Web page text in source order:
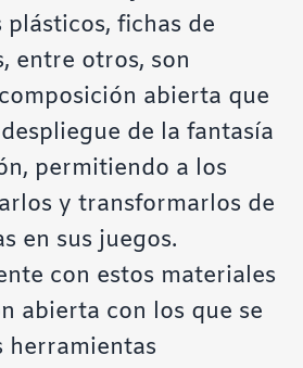
plásticos, fichas de
entre otros, son
abierta que
de la fantasía
permitiendo a los
y transformarlos de
en sus juegos.
con estos materiales
abierta con los que se
herramientas